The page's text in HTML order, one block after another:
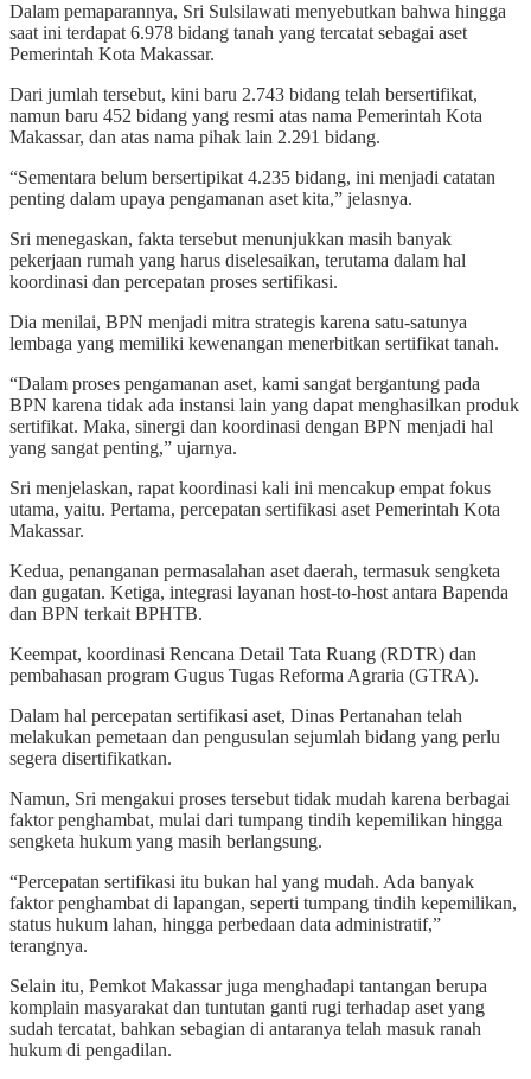
Dalam pemaparannya, Sri Sulsilawati menyebutkan bahwa hingga
saat ini terdapat 6.978 bidang tanah yang tercatat sebagai aset
Pemerintah Kota Makassar.
Dari jumlah tersebut, kini baru 2.743 bidang telah bersertifikat,
namun baru 452 bidang yang resmi atas nama Pemerintah Kota
Makassar, dan atas nama pihak lain 2.291 bidang.
“Sementara belum bersertipikat 4.235 bidang, ini menjadi catatan
penting dalam upaya pengamanan aset kita,” jelasnya.
Sri menegaskan, fakta tersebut menunjukkan masih banyak
pekerjaan rumah yang harus diselesaikan, terutama dalam hal
koordinasi dan percepatan proses sertifikasi.
Dia menilai, BPN menjadi mitra strategis karena satu-satunya
lembaga yang memiliki kewenangan menerbitkan sertifikat tanah.
“Dalam proses pengamanan aset, kami sangat bergantung pada
BPN karena tidak ada instansi lain yang dapat menghasilkan produk
sertifikat. Maka, sinergi dan koordinasi dengan BPN menjadi hal
yang sangat penting,” ujarnya.
Sri menjelaskan, rapat koordinasi kali ini mencakup empat fokus
utama, yaitu. Pertama, percepatan sertifikasi aset Pemerintah Kota
Makassar.
Kedua, penanganan permasalahan aset daerah, termasuk sengketa
dan gugatan. Ketiga, integrasi layanan host-to-host antara Bapenda
dan BPN terkait BPHTB.
Keempat, koordinasi Rencana Detail Tata Ruang (RDTR) dan
pembahasan program Gugus Tugas Reforma Agraria (GTRA).
Dalam hal percepatan sertifikasi aset, Dinas Pertanahan telah
melakukan pemetaan dan pengusulan sejumlah bidang yang perlu
segera disertifikatkan.
Namun, Sri mengakui proses tersebut tidak mudah karena berbagai
faktor penghambat, mulai dari tumpang tindih kepemilikan hingga
sengketa hukum yang masih berlangsung.
“Percepatan sertifikasi itu bukan hal yang mudah. Ada banyak
faktor penghambat di lapangan, seperti tumpang tindih kepemilikan,
status hukum lahan, hingga perbedaan data administratif,”
terangnya.
Selain itu, Pemkot Makassar juga menghadapi tantangan berupa
komplain masyarakat dan tuntutan ganti rugi terhadap aset yang
sudah tercatat, bahkan sebagian di antaranya telah masuk ranah
hukum di pengadilan.